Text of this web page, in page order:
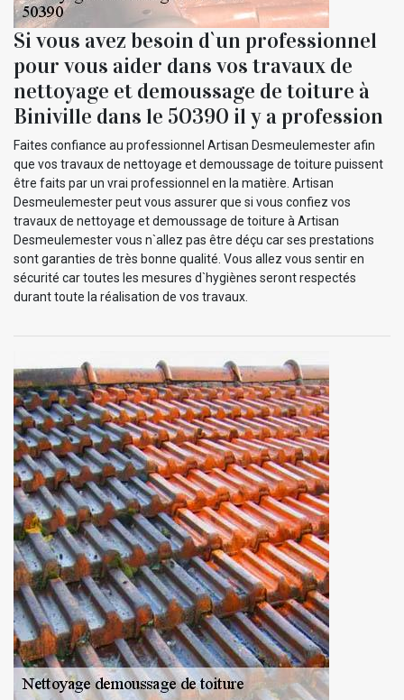
Si vous avez besoin d`un professionnel
pour vous aider dans vos travaux de
nettoyage et demoussage de toiture à
Biniville dans le 50390 il y a profession
Faites confiance au professionnel Artisan Desmeulemester afin
que vos travaux de nettoyage et demoussage de toiture puissent
être faits par un vrai professionnel en la matière. Artisan
Desmeulemester peut vous assurer que si vous confiez vos
travaux de nettoyage et demoussage de toiture à Artisan
Desmeulemester vous n`allez pas être déçu car ses prestations
sont garanties de très bonne qualité. Vous allez vous sentir en
sécurité car toutes les mesures d`hygiènes seront respectés
durant toute la réalisation de vos travaux.